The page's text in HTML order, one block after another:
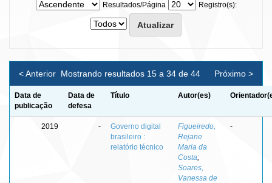
Resultados/Página
Registro(s):
Mostrando resultados 15 a 34 de 44
< Anterior Próximo >
Data de
publicação
Data de
defesa
Título Autor(es)
2019 -
Governo digital
brasileiro :
relatório técnico
Figueiredo,
Rejane
Maria da
Costa;
Soares,
Vanessa de
-